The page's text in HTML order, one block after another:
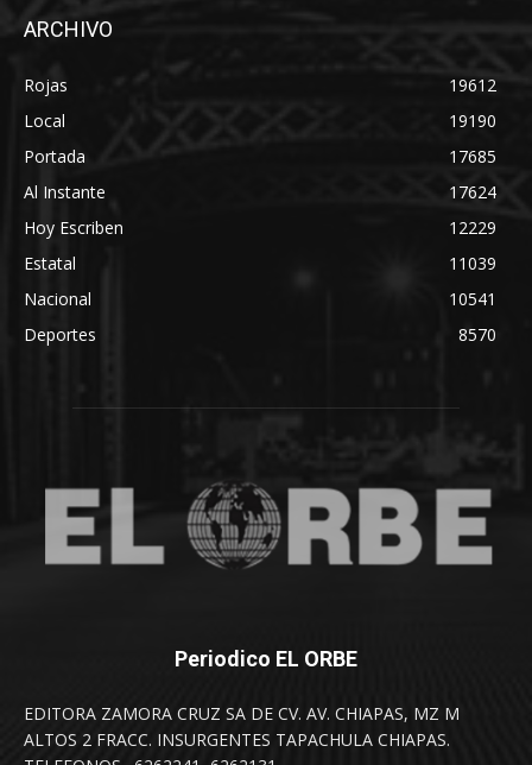
ARCHIVO
Rojas
19612
Local
19190
Portada
17685
Al Instante
17624
Hoy Escriben
12229
Estatal
11039
Nacional
10541
Deportes
8570
Periodico EL ORBE
EDITORA ZAMORA CRUZ SA DE CV. AV. CHIAPAS, MZ M
ALTOS 2 FRACC. INSURGENTES TAPACHULA CHIAPAS.